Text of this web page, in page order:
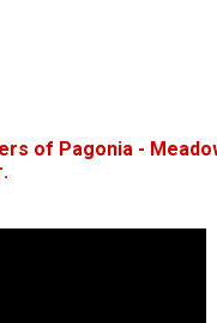
of Pagonia -